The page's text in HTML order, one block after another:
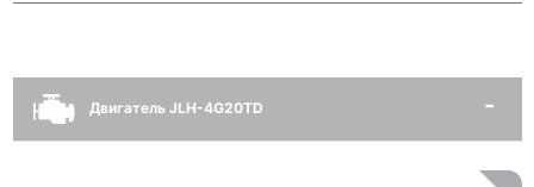
Двигатель JLH-4G20TD